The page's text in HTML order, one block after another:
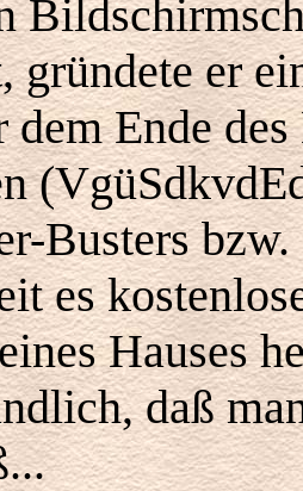
gründete er
Ende
Busters
es
Hauses
daß